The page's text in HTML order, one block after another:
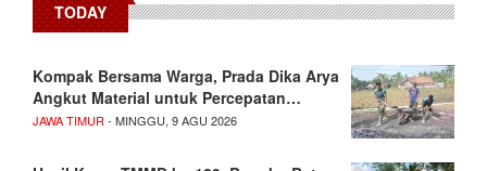
TODAY
Kompak Bersama Warga, Prada Dika Arya
Angkut Material untuk Percepatan…
JAWA TIMUR- MINGGU, 9 AGU 2026